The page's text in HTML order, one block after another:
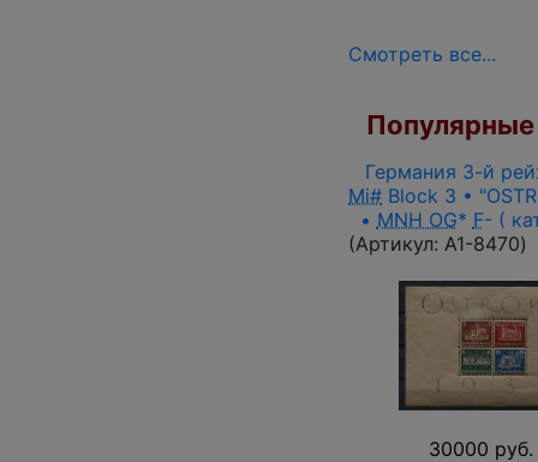
Смотреть все...
Германия 3-й
Mi# Block 3 •
• MNH OG* F- (
(Артикул: A1-8470)
30000 руб.